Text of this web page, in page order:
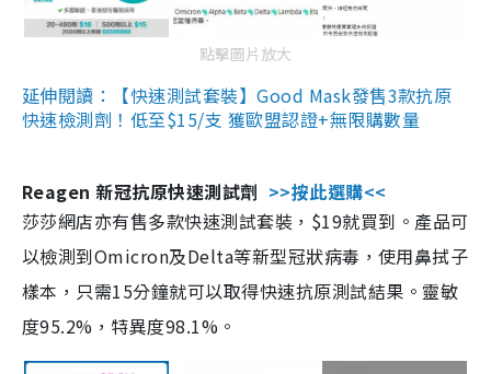
點擊圖片放大
延伸閱讀：【快速測試套裝】Good Mask發售3款抗原
快速檢測劑！低至$15/支 獲歐盟認證+無限購數量
Reagen 新冠抗原快速測試劑 >>按此選購<<
莎莎網店亦有售多款快速測試套裝，$19就買到。產品可
以檢測到Omicron及Delta等新型冠狀病毒，使用鼻拭子
樣本，只需15分鐘就可以取得快速抗原測試結果。靈敏
度95.2%，特異度98.1%。